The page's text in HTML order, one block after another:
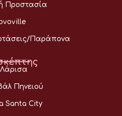
Προστασία
Παράπονα
Πηνειού
Santa City